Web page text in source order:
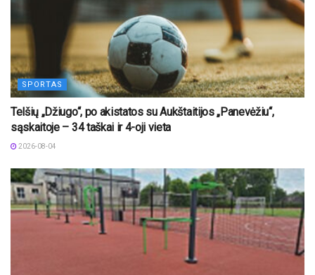
SPORTAS
Telšių „Džiugo“, po akistatos su Aukštaitijos „Panevėžiu“,
sąskaitoje – 34 taškai ir 4-oji vieta
2026-08-04